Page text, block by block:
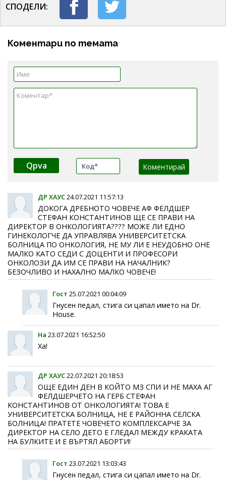
СПОДЕЛИ:
Коментари по темата
Qpva
ДР ХАУС24.07.2021 11:57:13
ДОКОГА ДРЕБНОТО ЧОВЕЧЕ АФ ФЕЛДШЕР
СТЕФАН КОНСТАНТИНОВ ЩЕ СЕ ПРАВИ НА
ДИРЕКТОР В ОНКОЛОГИЯТА???? МОЖЕ ЛИ ЕДНО
ГИНЕКОЛОГЧЕ ДА УПРАВЛЯВА УНИВЕРСИТЕТСКА
БОЛНИЦА ПО ОНКОЛОГИЯ, НЕ МУ ЛИ Е НЕУДОБНО ОНЕ
МАЛКО КАТО СЕДИ С ДОЦЕНТИ И ПРОФЕСОРИ
ОНКОЛОЗИ ДА ИМ СЕ ПРАВИ НА НАЧАЛНИК?
БЕЗОЧЛИВО И НАХАЛНО МАЛКО ЧОВЕЧЕ!
Гост 25.07.2021 00:04:09
Гнусен педал, стига си цапал името на Dr.
House.
Ha 23.07.2021 16:52:50
Ха!
ДР ХАУС22.07.2021 20:18:53
ОЩЕ ЕДИН ДЕН В КОЙТО МЗ СПИ И НЕ МАХА АГ
ФЕЛДШЕРЧЕТО НА ГЕРБ СТЕФАН
КОНСТАНТИНОВ ОТ ОНКОЛОГИЯТА! ТОВА Е
УНИВЕРСИТЕТСКА БОЛНИЦА, НЕ Е РАЙОННА СЕЛСКА
БОЛНИЦА! ПРАТЕТЕ ЧОВЕЧЕТО КОМПЛЕКСАРЧЕ ЗА
ДИРЕКТОР НА СЕЛО ДЕТО Е ГЛЕДАЛ МЕЖДУ КРАКАТА
НА БУЛКИТЕ И Е ВЪРТЯЛ АБОРТИ!
Гост 23.07.2021 13:03:43
Гнусен педал, стига си цапал името на Dr.